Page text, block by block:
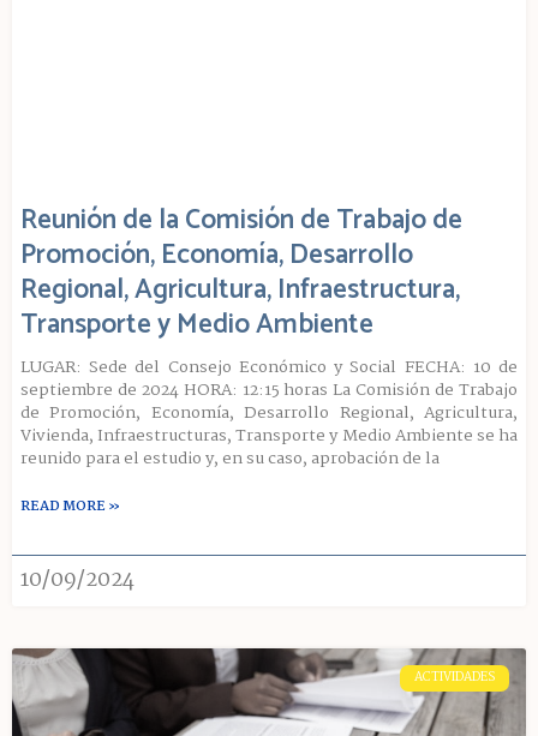
Reunión de la Comisión de Trabajo de
Promoción, Economía, Desarrollo
Regional, Agricultura, Infraestructura,
Transporte y Medio Ambiente
LUGAR: Sede del Consejo Económico y Social FECHA: 10 de
septiembre de 2024 HORA: 12:15 horas La Comisión de Trabajo
de Promoción, Economía, Desarrollo Regional, Agricultura,
Vivienda, Infraestructuras, Transporte y Medio Ambiente se ha
reunido para el estudio y, en su caso, aprobación de la
READ MORE »
10/09/2024
ACTIVIDADES